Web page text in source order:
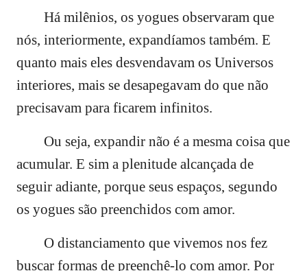
Há milênios, os yogues observaram que
nós, interiormente, expandíamos também. E
quanto mais eles desvendavam os Universos
interiores, mais se desapegavam do que não
precisavam para ficarem infinitos.
Ou seja, expandir não é a mesma coisa que
acumular. E sim a plenitude alcançada de
seguir adiante, porque seus espaços, segundo
os yogues são preenchidos com amor.
O distanciamento que vivemos nos fez
buscar formas de preenchê-lo com amor. Por